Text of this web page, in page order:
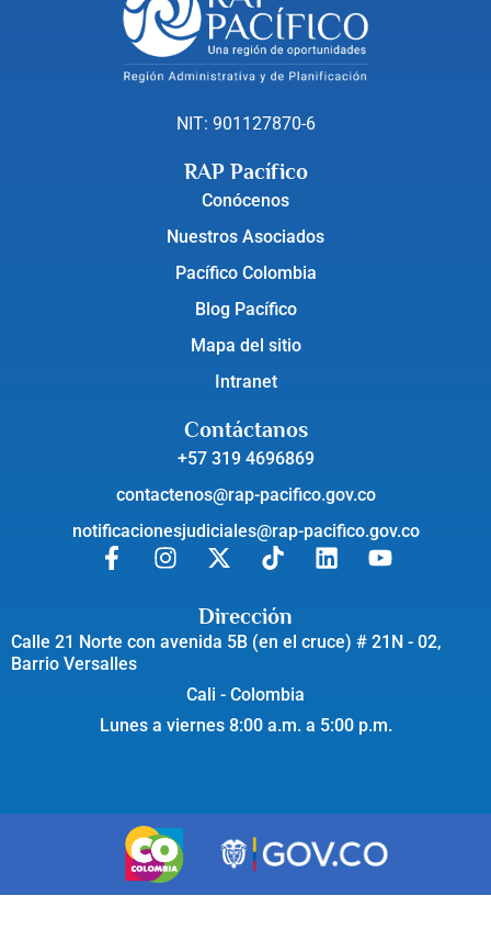
NIT: 901127870-6
RAP Pacífico
Conócenos
Nuestros Asociados
Pacífico Colombia
Blog Pacífico
Mapa del sitio
Intranet
Contáctanos
+57 319 4696869
contactenos@rap-pacifico.gov.co
notificacionesjudiciales@rap-pacifico.gov.co
Dirección
Calle 21 Norte con avenida 5B (en el cruce) # 21N - 02,
Barrio Versalles
Cali - Colombia
Lunes a viernes 8:00 a.m. a 5:00 p.m.